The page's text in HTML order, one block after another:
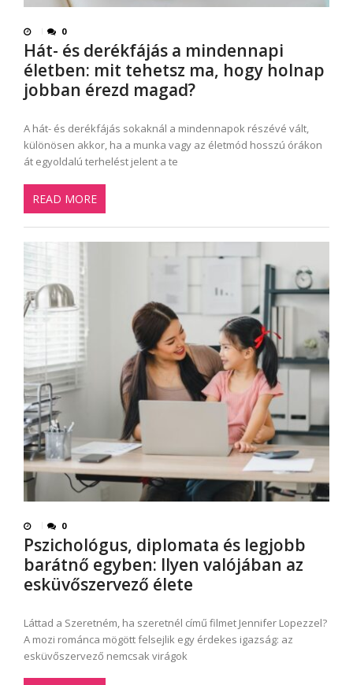
0
Hát- és derékfájás a mindennapi
életben: mit tehetsz ma, hogy holnap
jobban érezd magad?
A hát- és derékfájás sokaknál a mindennapok részévé vált,
különösen akkor, ha a munka vagy az életmód hosszú órákon
át egyoldalú terhelést jelent a te
READ MORE
0
Pszichológus, diplomata és legjobb
barátnő egyben: Ilyen valójában az
esküvőszervező élete
Láttad a Szeretném, ha szeretnél című filmet Jennifer Lopezzel?
A mozi románca mögött felsejlik egy érdekes igazság: az
esküvőszervező nemcsak virágok